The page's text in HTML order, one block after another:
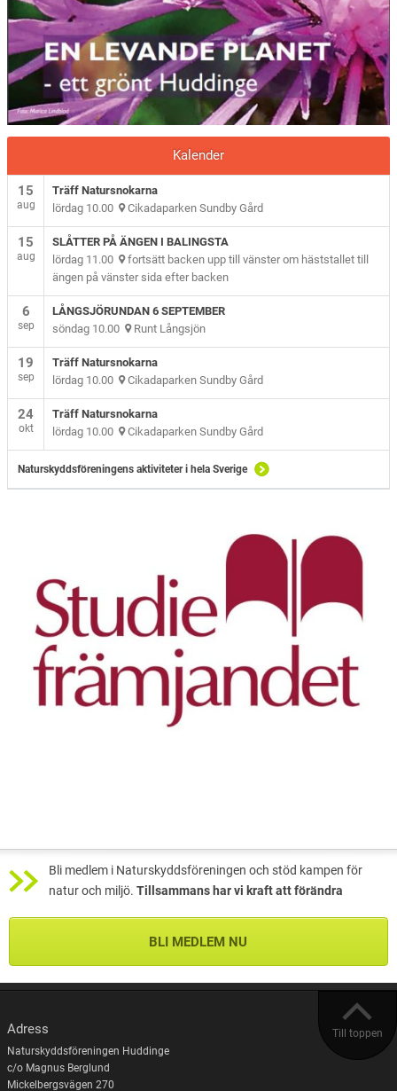
Kalender
15
aug
Träff Natursnokarna
lördag 10.00 Cikadaparken Sundby Gård
15
aug
SLÅTTER PÅ ÄNGEN I BALINGSTA
lördag 11.00 fortsätt backen upp till vänster om häststallet till
ängen på vänster sida efter backen
6
sep
LÅNGSJÖRUNDAN 6 SEPTEMBER
söndag 10.00 Runt Långsjön
19
sep
Träff Natursnokarna
lördag 10.00 Cikadaparken Sundby Gård
24
okt
Träff Natursnokarna
lördag 10.00 Cikadaparken Sundby Gård
Naturskyddsföreningens aktiviteter i hela Sverige
Bli medlem i Naturskyddsföreningen och stöd kampen för
natur och miljö. Tillsammans har vi kraft att förändra
BLI MEDLEM NU
Till toppen
Adress
Naturskyddsföreningen Huddinge
c/o Magnus Berglund
Mickelbergsvägen 270